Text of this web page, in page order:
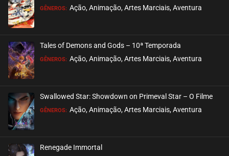
EPISÓDIO 18
setembro 28, 2020
EPISÓDIO 17
setembro 28, 2020
EPISÓDIO 16
setembro 27, 2020
GÊNEROS: Ação, Animação, Artes Marciais, Aventura
Tales of Demons and Gods – 10ª Temporada
GÊNEROS: Ação, Animação, Artes Marciais, Aventura
Swallowed Star: Showdown on Primeval Star – O Filme
GÊNEROS: Ação, Animação, Artes Marciais, Aventura
Renegade Immortal